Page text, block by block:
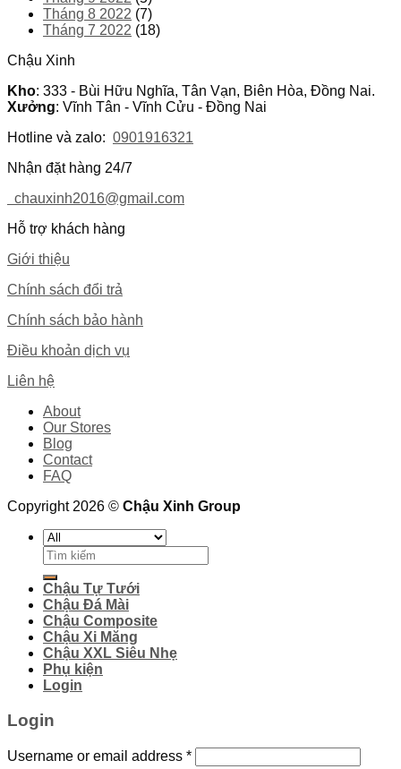
Tháng 8 2022 (7)
Tháng 7 2022 (18)
Chậu Xinh
Kho: 333 - Bùi Hữu Nghĩa, Tân Vạn, Biên Hòa, Đồng Nai.
Xưởng: Vĩnh Tân - Vĩnh Cửu - Đồng Nai
Hotline và zalo: 0901916321
Nhận đặt hàng 24/7
chauxinh2016@gmail.com
Hỗ trợ khách hàng
Giới thiệu
Chính sách đổi trả
Chính sách bảo hành
Điều khoản dịch vụ
Liên hệ
About
Our Stores
Blog
Contact
FAQ
Copyright 2026 © Chậu Xinh Group
Search
for:
Chậu Tự Tưới
Chậu Đá Mài
Chậu Composite
Chậu Xi Măng
Chậu XXL Siêu Nhẹ
Phụ kiện
Login
Login
Username or email address *